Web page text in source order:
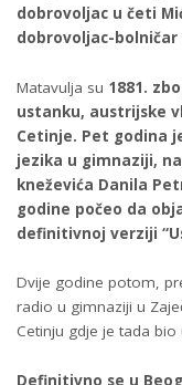
dobrovoljac u četi
dobrovoljac-bolničar
Matavulja su 1881.
ustanku, austrijske
Cetinje. Pet godina
jezika u gimnaziji,
kneževića Danila
godine počeo da
definitivnoj verziji
Dvije godine potom,
radio u gimnaziji u
Cetinju gdje je tada bio
Definitivno se u